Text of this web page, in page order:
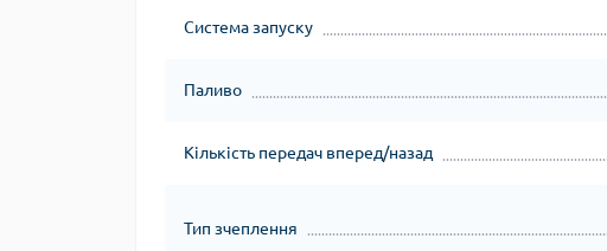
Система запуску
Паливо
Кількість передач вперед/назад
Тип зчеплення